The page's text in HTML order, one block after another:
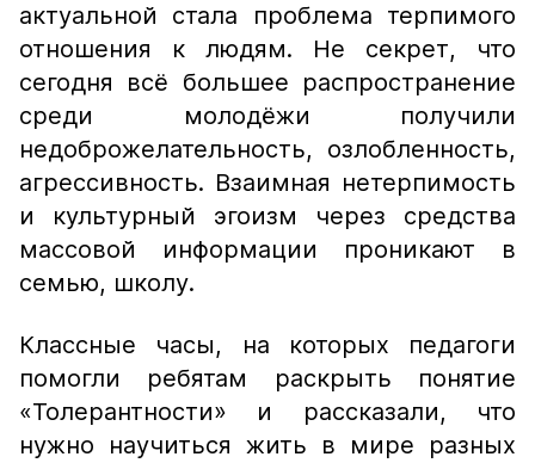
актуальной стала проблема терпимого
отношения к людям. Не секрет, что
сегодня всё большее распространение
среди молодёжи получили
недоброжелательность, озлобленность,
агрессивность. Взаимная нетерпимость
и культурный эгоизм через средства
массовой информации проникают в
семью, школу.
Классные часы, на которых педагоги
помогли ребятам раскрыть понятие
«Толерантности» и рассказали, что
нужно научиться жить в мире разных